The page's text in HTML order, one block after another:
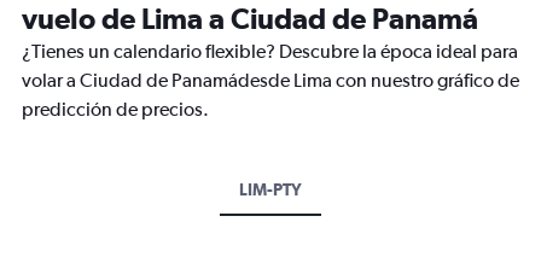
vuelo de Lima a Ciudad de Panamá
¿Tienes un calendario flexible? Descubre la época ideal para
volar a Ciudad de Panamádesde Lima con nuestro gráfico de
predicción de precios.
LIM-PTY